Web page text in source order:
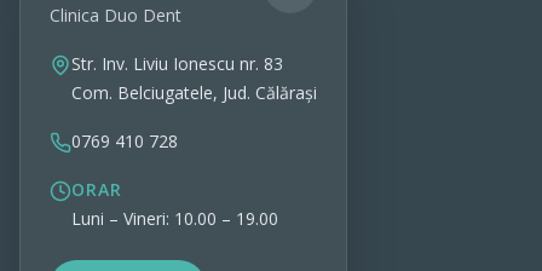
Clinica Duo Dent
Str. Inv. Liviu Ionescu nr. 83
Com. Belciugatele, Jud. Călărași
0769 410 728
ORAR
Luni – Vineri: 10.00 – 19.00